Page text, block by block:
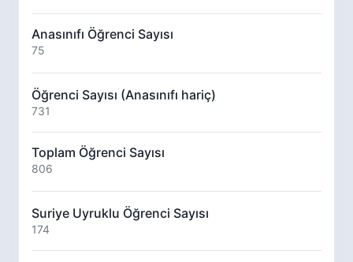
Anasınıfı Öğrenci Sayısı
75
Öğrenci Sayısı (Anasınıfı hariç)
731
Toplam Öğrenci Sayısı
806
Suriye Uyruklu Öğrenci Sayısı
174